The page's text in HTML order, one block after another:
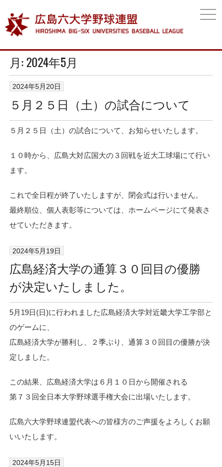
月:2024年5月
2024年5月20日
５月２５日（土）の試合について
５月２５日（土）の試合について、お知らせいたします。
１０時から、広島大対広国大の３回戦を近大工球場にて行い
ます。
これで全日程が終了いたしますが、閉会式は行いません。
最終順位、個人表彰等については、ホームページにて発表さ
せていただきます。
2024年5月19日
広島経済大学の通算３０回目の優勝
が決定いたしました。
5月19日(日)に行われました広島経済大学対近畿大学工学部と
のゲームに、
広島経済大学が勝利し、２季ぶり、通算３０回目の優勝が決
定しました。
この結果、広島経済大学は６月１０日から開催される
第７３回全日本大学野球選手権大会に出場いたします。
広島六大学野球連盟代表への皆様方のご声援をよろしくお願
いいたします。
2024年5月15日